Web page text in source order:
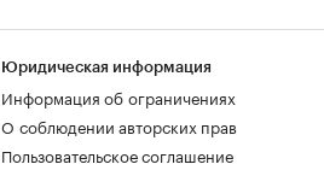
Юридическая информация
Информация об ограничениях
О соблюдении авторских прав
Пользовательское соглашение